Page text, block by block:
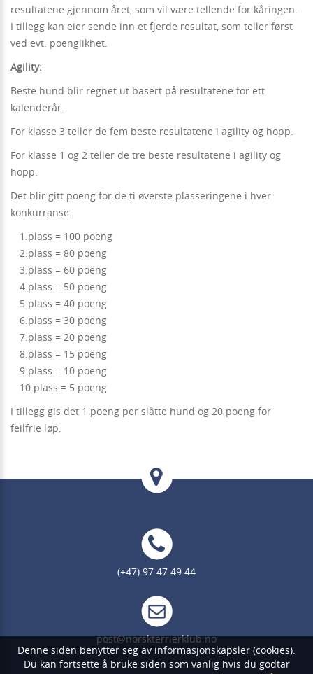
resultatene gjennom året, som vil være tellende for kåringen.
I tillegg kan eier sende inn et fjerde resultat, som teller først
ved evt. poenglikhet.
Agility:
Beste hund blir regnet ut basert på resultatene for ett
kalenderår.
For klasse 3 teller de fem beste resultatene i agility og hopp.
For klasse 1 og 2 teller de tre beste resultatene i agility og
hopp.
Det blir gitt poeng for de ti øverste plasseringene i hver
konkurranse.
1.plass = 100 poeng
2.plass = 80 poeng
3.plass = 60 poeng
4.plass = 50 poeng
5.plass = 40 poeng
6.plass = 30 poeng
7.plass = 20 poeng
8.plass = 15 poeng
9.plass = 10 poeng
10.plass = 5 poeng
I tillegg gis det 1 poeng per slåtte hund og 20 poeng for
feilfrie løp.
(+47) 97 47 49 44
post@norskterrierklub.no
Denne siden benytter seg av informasjonskapsler (cookies).
Du kan fortsette å bruke siden som vanlig hvis du godtar